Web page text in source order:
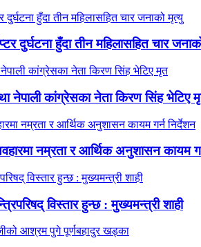
दुर्घटना हुँदा तीन महिलासहित चार
नेपाली कांग्रेसका नेता किरण सिंह भेटिए
नम्रता र आर्थिक अनुशासन कायम
विस्तार हुन्छ : मुख्यमन्त्री शाही